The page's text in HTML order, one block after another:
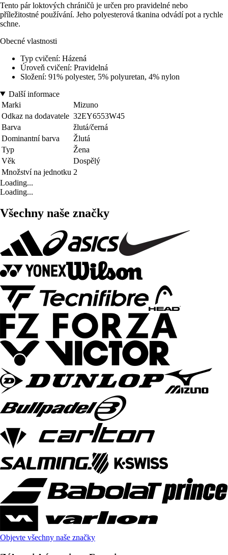
Tento pár loktových chráničů je určen pro pravidelné nebo
příležitostné používání. Jeho polyesterová tkanina odvádí pot a rychle
schne.
Obecné vlastnosti
Typ cvičení: Házená
Úroveň cvičení: Pravidelná
Složení: 91% polyester, 5% polyuretan, 4% nylon
Další informace
Marki
Mizuno
Odkaz na dodavatele 32EY6553W45
Barva
žlutá/černá
Dominantní barva
Žlutá
Typ
Žena
Věk
Dospělý
Množství na jednotku 2
Loading...
Loading...
Všechny naše značky
Objevte všechny naše značky